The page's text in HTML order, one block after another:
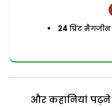
24 प्रिंट मैगजीन
और कहानियां